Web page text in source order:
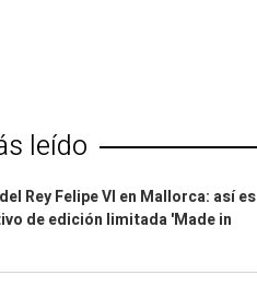
leído
Rey Felipe VI en Mallorca: así es
de edición limitada 'Made in